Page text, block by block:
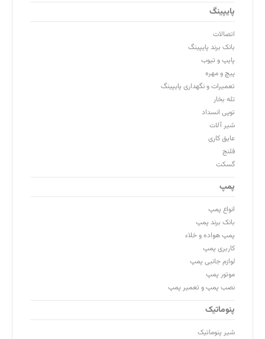
پایپینگ
اتصالات
بانک برند پایپینگ
پایپ و تیوب
پیچ و مهره
تعمیرات و نگهداری پایپینگ
تله بخار
توپی انسداد
شیر آلات
عایق کاری
فلنج
گسکت
پمپ
انواع پمپ
بانک برند پمپ
پمپ هواده و خلاء
کاربری پمپ
لوازم جانبی پمپ
موتور پمپ
نصب پمپ و تعمیر پمپ
پنوماتیک
شیر پنوماتیک